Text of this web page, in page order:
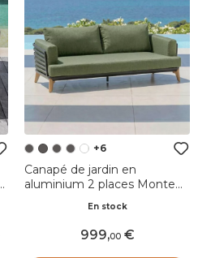
+6
Canapé de jardin en
aluminium 2 places Monte
En stock
999,00